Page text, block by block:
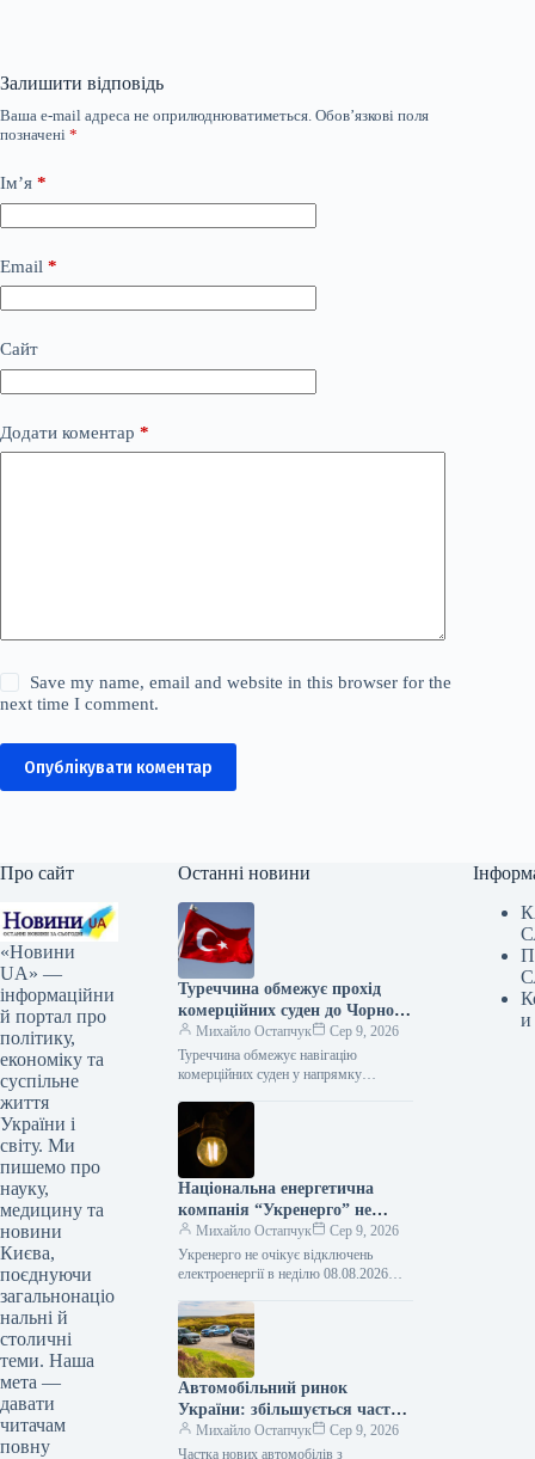
Залишити відповідь
Ваша e-mail адреса не оприлюднюватиметься. Обов’язкові поля
позначені *
Ім’я *
Email *
Сайт
Додати коментар *
Save my name, email and website in this browser for the
next time I comment.
Опублікувати коментар
Про сайт
«Новини
UA» —
інформаційни
й портал про
політику,
економіку та
суспільне
життя
України і
світу. Ми
пишемо про
науку,
медицину та
новини
Києва,
поєднуючи
загальнонаціо
нальні й
столичні
теми. Наша
мета —
давати
читачам
повну
Останні новини
Туреччина обмежує прохід
комерційних суден до Чорного
моряМихайло Остапчук
Сер 9, 2026
Туреччина обмежує навігацію
комерційних суден у напрямку
16:33 Укрінформ Туреччина накладає
обмеження на пересування
комерційних…
Національна енергетична
компанія “Укренерго” не
очікує відключень
електроенергії в неділю.
Михайло Остапчук
Сер 9, 2026
Укренерго не очікує відключень
електроенергії в неділю 08.08.2026
серпня, не передбачається обмеження
використання…
Автомобільний ринок
України: збільшується частка
нових автомобілів з
бензиновими двигунами –
Михайло Остапчук
Сер 9, 2026
Частка нових автомобілів з
и